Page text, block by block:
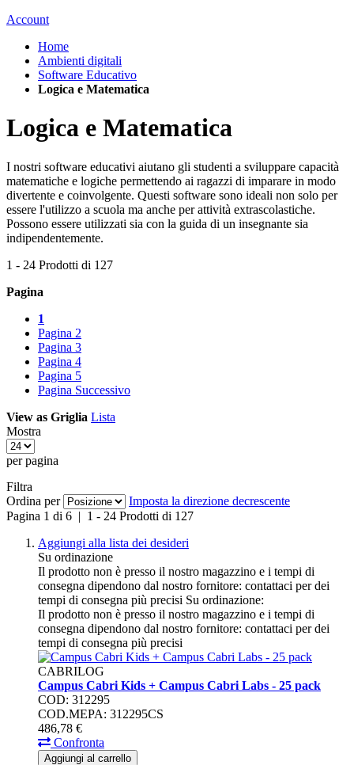
Account
Home
Ambienti digitali
Software Educativo
Logica e Matematica
Logica e Matematica
I nostri software educativi aiutano gli studenti a sviluppare capacità
matematiche e logiche permettendo ai ragazzi di imparare in modo
divertente e coinvolgente. Questi software sono ideali non solo per
essere l'utilizzo a scuola ma anche per attività extrascolastiche.
Possono essere utilizzati sia con la guida di un insegnante sia
indipendentemente.
1 - 24 Prodotti di 127
Pagina
1
Pagina 2
Pagina 3
Pagina 4
Pagina 5
Pagina Successivo
View as Griglia Lista
Mostra
per pagina
Filtra
Ordina per
Imposta la direzione decrescente
Pagina 1 di 6 | 1 - 24 Prodotti di 127
Aggiungi alla lista dei desideri
Su ordinazione
Il prodotto non è presso il nostro magazzino e i tempi di
consegna dipendono dal nostro fornitore: contattaci per dei
tempi di consegna più precisi Su ordinazione:
Il prodotto non è presso il nostro magazzino e i tempi di
consegna dipendono dal nostro fornitore: contattaci per dei
tempi di consegna più precisi
CABRILOG
Campus Cabri Kids + Campus Cabri Labs - 25 pack
COD: 312295
COD.MEPA: 312295CS
486,78 €
Confronta
Aggiungi al carrello